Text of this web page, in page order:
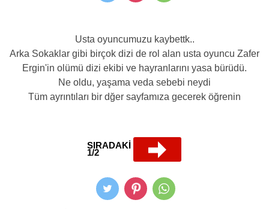
Usta oyuncumuzu kaybettk..
Arka Sokaklar gibi birçok dizi de rol alan usta oyuncu Zafer
Ergin'in olümü dizi ekibi ve hayranlarını yasa bürüdü.
Ne oldu, yaşama veda sebebi neydi
Tüm ayrıntıları bir dğer sayfamıza gecerek öğrenin
SIRADAKİ
1/2